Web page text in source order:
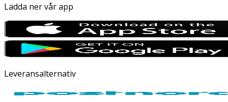
Ladda ner vår app
Leveransalternativ